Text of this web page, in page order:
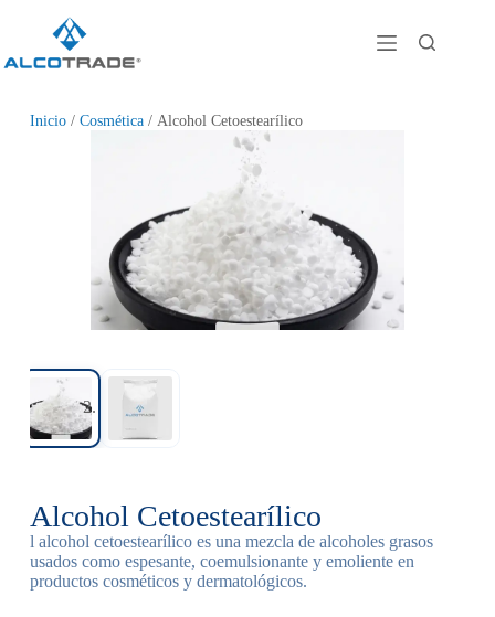
Inicio/ Cosmética/ Alcohol Cetoestearílico
Alcohol Cetoestearílico
l alcohol cetoestearílico es una mezcla de alcoholes grasos
usados como espesante, coemulsionante y emoliente en
productos cosméticos y dermatológicos.